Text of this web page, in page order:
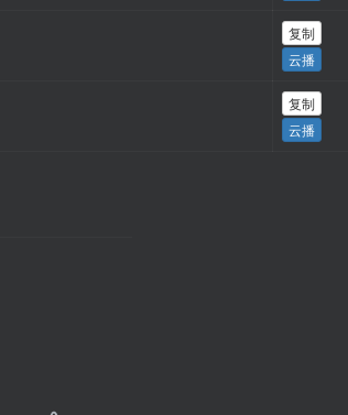
复制
云播
复制
云播